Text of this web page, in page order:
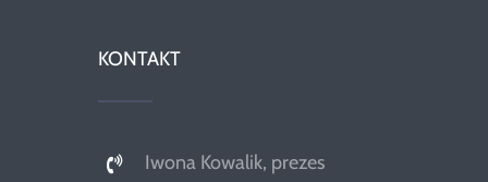
KONTAKT
Iwona Kowalik, prezes